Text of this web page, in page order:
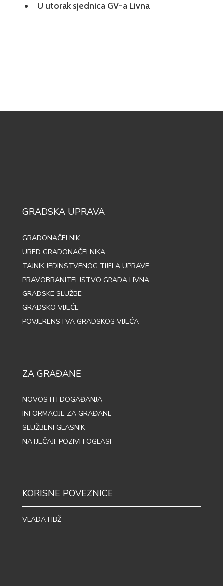
U utorak sjednica GV-a Livna
GRADSKA UPRAVA
GRADONAČELNIK
URED GRADONAČELNIKA
TAJNIK JEDINSTVENOG TIJELA UPRAVE
PRAVOBRANITELJSTVO GRADA LIVNA
GRADSKE SLUŽBE
GRADSKO VIJEĆE
POVJERENSTVA GRADSKOG VIJEĆA
ZA GRAĐANE
NOVOSTI I DOGAĐANJA
INFORMACIJE ZA GRAĐANE
SLUŽBENI GLASNIK
NATJEČAJI, POZIVI I OGLASI
KORISNE POVEZNICE
VLADA HBŽ